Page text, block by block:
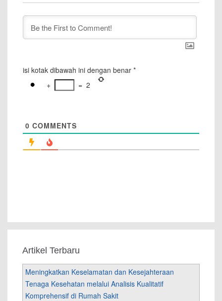
isi kotak dibawah ini dengan benar *
+
= 2
0 COMMENTS
Artikel Terbaru
Meningkatkan Keselamatan dan Kesejahteraan
Tenaga Kesehatan melalui Analisis Kualitatif
Komprehensif di Rumah Sakit